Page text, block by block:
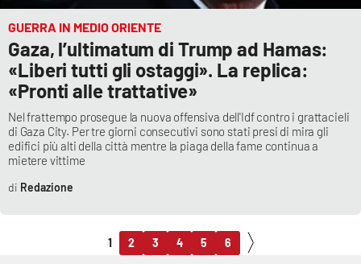
GUERRA IN MEDIO ORIENTE
Gaza, l’ultimatum di Trump ad Hamas:
«Liberi tutti gli ostaggi». La replica:
«Pronti alle trattative»
Nel frattempo prosegue la nuova offensiva dell'Idf contro i grattacieli
di Gaza City. Per tre giorni consecutivi sono stati presi di mira gli
edifici più alti della città mentre la piaga della fame continua a
mietere vittime
Redazione
1 2 3 4 5 6